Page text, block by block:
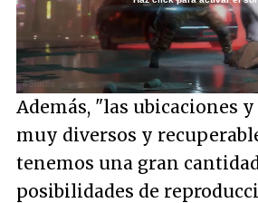
Unmute /
Loaded
17.78%
Además, "las ubicaciones
muy diversos y
tenemos una gran
posibilidades de